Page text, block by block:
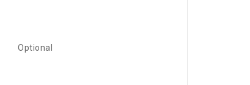
Optional